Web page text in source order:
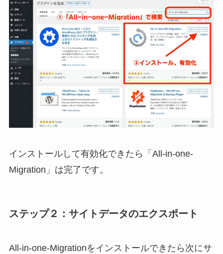
インストールして有効化できたら「All-in-one-
Migration」は完了です。
ステップ２：サイトデータのエクスポート
All-in-one-Migrationをインストールできたら次にサ